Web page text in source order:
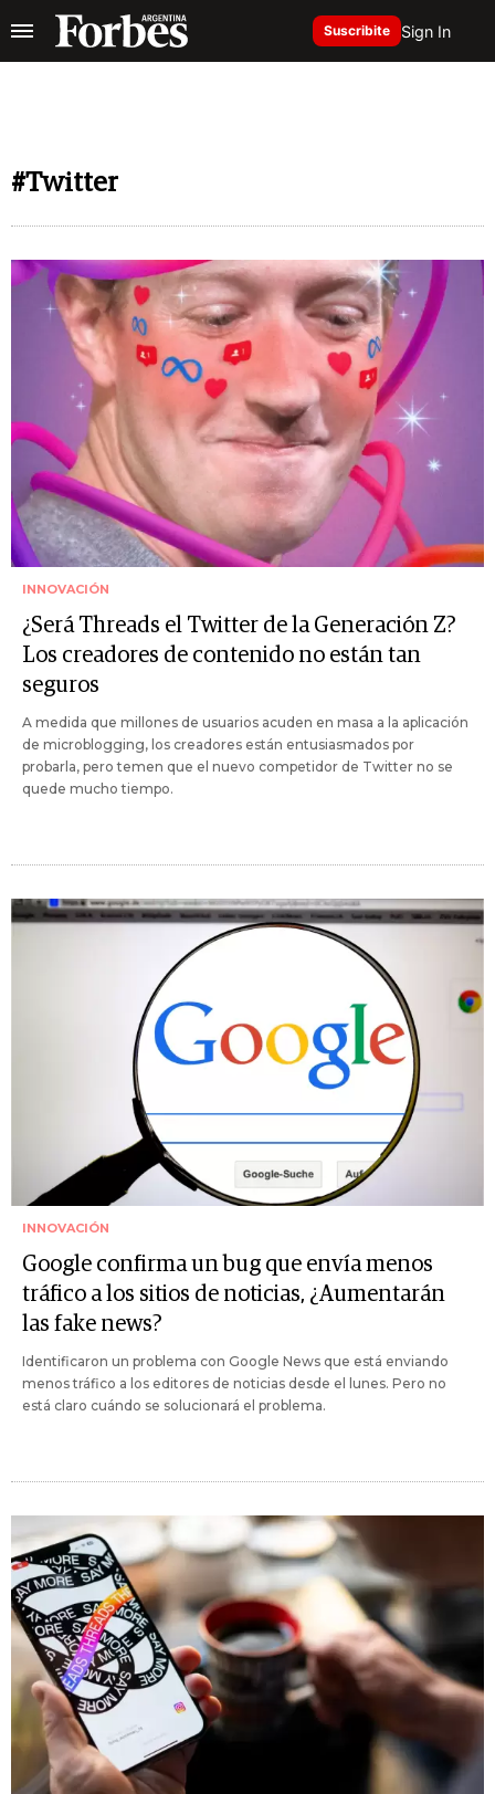
Suscribite Sign In
#Twitter
INNOVACIÓN
¿Será Threads el Twitter de la Generación Z?
Los creadores de contenido no están tan
seguros
A medida que millones de usuarios acuden en masa a la aplicación
de microblogging, los creadores están entusiasmados por
probarla, pero temen que el nuevo competidor de Twitter no se
quede mucho tiempo.
INNOVACIÓN
Google confirma un bug que envía menos
tráfico a los sitios de noticias, ¿Aumentarán
las fake news?
Identificaron un problema con Google News que está enviando
menos tráfico a los editores de noticias desde el lunes. Pero no
está claro cuándo se solucionará el problema.